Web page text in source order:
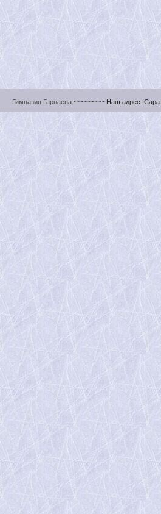
Гимназия Гарнаева ~~~~~~~~~Наш адрес: